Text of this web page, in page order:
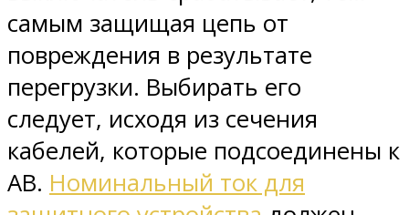
самым защищая цепь от
повреждения в результате
перегрузки. Выбирать его
следует, исходя из сечения
кабелей, которые подсоединены к
АВ. Номинальный ток для